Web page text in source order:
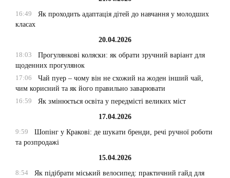
16:49
Як проходить адаптація дітей до навчання у молодших
класах
20.04.2026
18:03
Прогулянкові коляски: як обрати зручний варіант для
щоденних прогулянок
17:06
Чай пуер – чому він не схожий на жоден інший чай,
чим корисний та як його правильно заварювати
16:59
Як змінюється освіта у передмісті великих міст
17.04.2026
9:59
Шопінг у Кракові: де шукати бренди, речі ручної роботи
та розпродажі
15.04.2026
8:54
Як підібрати міський велосипед: практичний гайд для